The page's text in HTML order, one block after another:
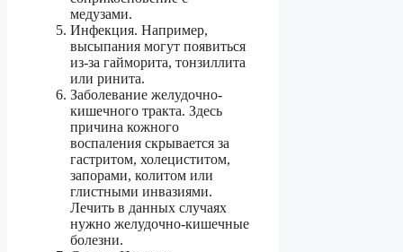
медузами.
Инфекция. Например,
высыпания могут появиться
из-за гайморита, тонзиллита
или ринита.
Заболевание желудочно-
кишечного тракта. Здесь
причина кожного
воспаления скрывается за
гастритом, холециститом,
запорами, колитом или
глистными инвазиями.
Лечить в данных случаях
нужно желудочно-кишечные
болезни.